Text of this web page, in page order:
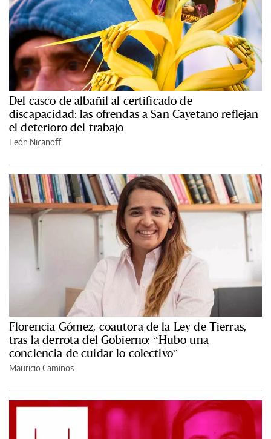
Del casco de albañil al certificado de
discapacidad: las ofrendas a San Cayetano reflejan
el deterioro del trabajo
León Nicanoff
Florencia Gómez, coautora de la Ley de Tierras,
tras la derrota del Gobierno: “Hubo una
conciencia de cuidar lo colectivo”
Mauricio Caminos